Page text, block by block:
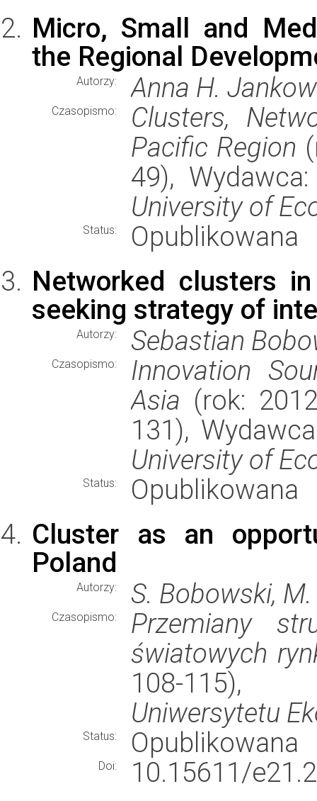
Micro, Small and
the Regional
Autorzy: Anna H.
Czasopismo:
Clusters,
Pacific Region
49),
University of
Status:
Opublikowana
Networked clusters
seeking strategy of
Autorzy: Sebastian
Czasopismo:
Innovation
Asia (rok:
131),
University of
Status:
Opublikowana
Cluster as an
Poland
Autorzy: S. Bobowski,
Czasopismo:
Przemiany
światowych
108-
Uniwersytetu
Status: Opublikowana
Doi:
10.15611/